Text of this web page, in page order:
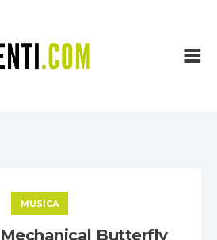
MUSICA
Butterfly